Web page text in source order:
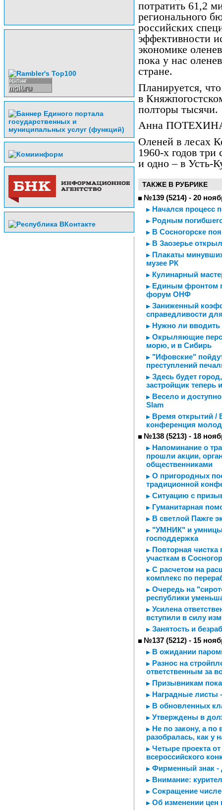
потратить 61,2
регионального
российских
эффективности
экономике
пока у нас
стране.
Планируется, что
в
полторы тысячи.
Анна
Оленей в лесах
1960-х годов три
и одно – в Усть-
ТАКЖЕ В РУБРИКЕ
№139 (5214) - 20
Начался процесс
Родным
В Сосногорске
В Заозерье
Плакаты
музее РК
Кулинарный
Единым фронтом
форум ОНФ
Заниженный
справедливости
Нужно ли
Окрыляющие
морю, и в Сибирь
"Ифовские"
преступлений
Здесь будет
застройщик теперь
Весело и
Slam
Время открытий /
конференция
№138 (5213) - 18
Напоминание о
прошли акции,
общественниками
О пригородных
традиционной
Ситуацию с
Гуманитарная
В светлой Пажге
"УМНИК" и
господдержка
Повторная
участкам в
С расчетом на
комплекс по
Очередь на
республики
Усилена
вступили в силу
Занятость и
№137 (5212) - 15
В ожидании
Разнос на
ответственным за
Призывникам
Наградные листы
В обновленных
Утверждены в
Не по закону, а по
разобралась, как у
Четыре проекта
всероссийского
Фирменный знак -
Внимание:
Сокращение
Об изменении цен